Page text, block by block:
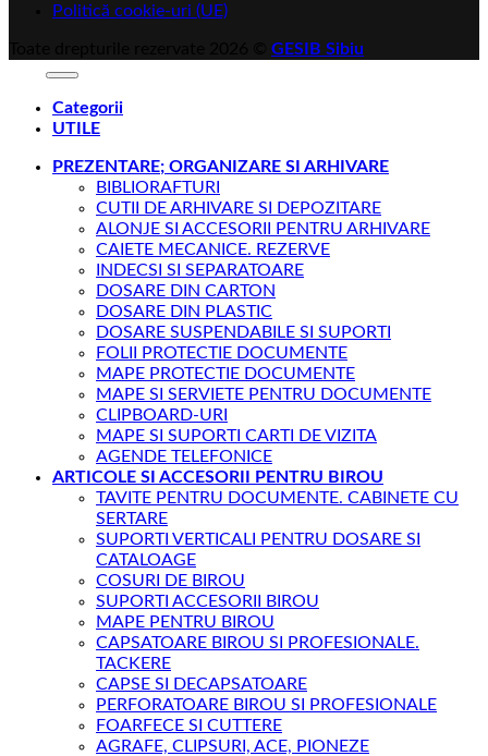
Politică cookie-uri (UE)
GESIB Sibiu
Categorii
UTILE
PREZENTARE; ORGANIZARE SI ARHIVARE
BIBLIORAFTURI
CUTII DE ARHIVARE SI DEPOZITARE
ALONJE SI ACCESORII PENTRU ARHIVARE
CAIETE MECANICE. REZERVE
INDECSI SI SEPARATOARE
DOSARE DIN CARTON
DOSARE DIN PLASTIC
DOSARE SUSPENDABILE SI SUPORTI
FOLII PROTECTIE DOCUMENTE
MAPE PROTECTIE DOCUMENTE
MAPE SI SERVIETE PENTRU DOCUMENTE
CLIPBOARD-URI
MAPE SI SUPORTI CARTI DE VIZITA
AGENDE TELEFONICE
ARTICOLE SI ACCESORII PENTRU BIROU
TAVITE PENTRU DOCUMENTE. CABINETE CU
SERTARE
SUPORTI VERTICALI PENTRU DOSARE SI
CATALOAGE
COSURI DE BIROU
SUPORTI ACCESORII BIROU
MAPE PENTRU BIROU
CAPSATOARE BIROU SI PROFESIONALE.
TACKERE
CAPSE SI DECAPSATOARE
PERFORATOARE BIROU SI PROFESIONALE
FOARFECE SI CUTTERE
AGRAFE, CLIPSURI, ACE, PIONEZE